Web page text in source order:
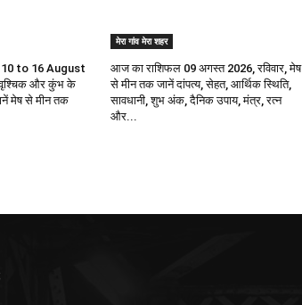
to 16 August
वृश्चिक और कुंभ के
मेष से मीन तक
मेरा गांव मेरा शहर
आज का राशिफल 09 अगस्त 2026, रविवार, मेष
से मीन तक जानें दांपत्य, सेहत, आर्थिक स्थिति,
सावधानी, शुभ अंक, दैनिक उपाय, मंत्र, रत्न
और...